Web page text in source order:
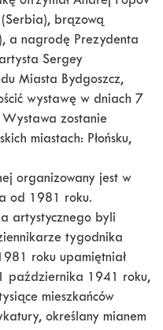
(Serbia), brązową
a nagrodę Prezydenta
Sergey
Miasta Bydgoszcz,
wystawę w dniach 7
zostanie
miastach: Płońsku,
organizowany jest w
od 1981 roku.
artystycznego byli
tygodnika
roku upamiętniał
października 1941 roku,
mieszkańców
określany mianem